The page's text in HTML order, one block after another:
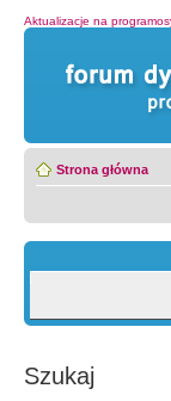
Aktualizacje na
Strona główna
Szukaj